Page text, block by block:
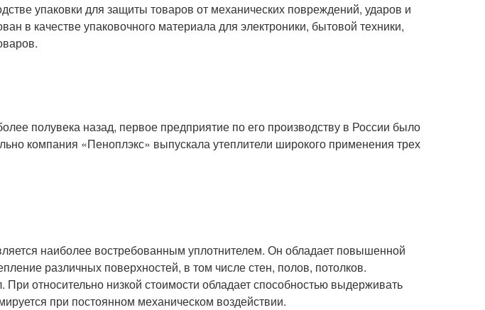
упаковки для защиты товаров от механических повреждений, ударов и
в качестве упаковочного материала для электроники, бытовой техники,
полувека назад, первое предприятие по его производству в России было
компания «Пеноплэкс» выпускала утеплители широкого применения трех
наиболее востребованным уплотнителем. Он обладает повышенной
различных поверхностей, в том числе стен, полов, потолков.
При относительно низкой стоимости обладает способностью выдерживать
при постоянном механическом воздействии.